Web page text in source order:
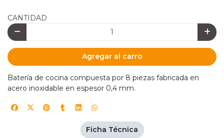
CANTIDAD
Agregar al carro
Batería de cocina compuesta por 8 piezas fabricada en
acero inoxidable en espesor 0,4 mm.
Ficha Técnica